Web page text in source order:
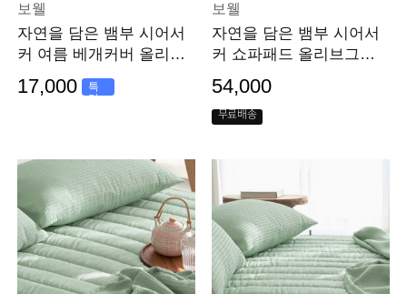
보웰
자연을 담은 뱀부 시어서
커 여름 베개커버 올리브
그린
17,000
특
가
보웰
자연을 담은 뱀부 시어서
커 쇼파패드 올리브그린 4
인
54,000
무료배송